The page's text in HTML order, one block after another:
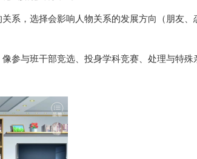
系，选择会影响人物关系的发展方向（朋友、
参与班干部竞选、投身学科竞赛、处理与特殊